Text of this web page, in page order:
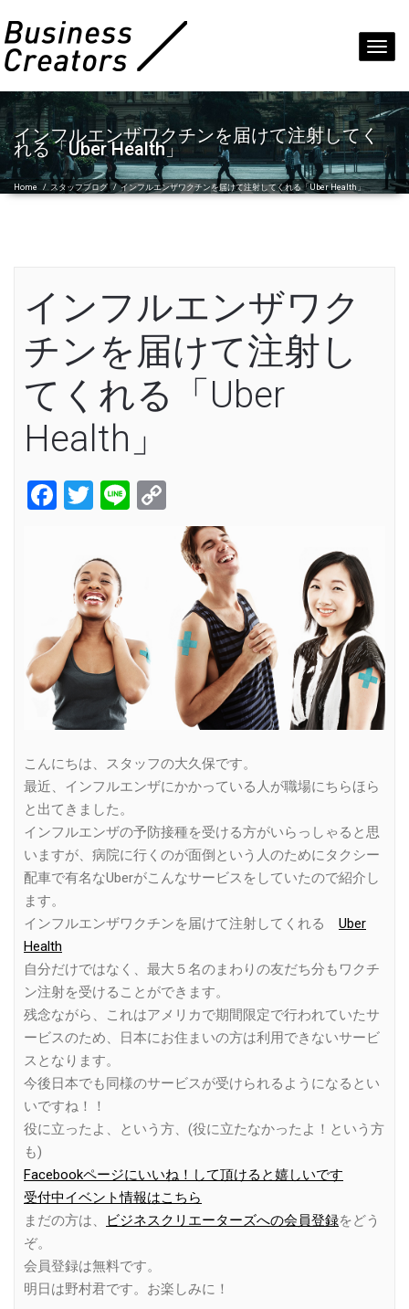
インフルエンザワクチンを届けて注射してく
れる「Uber Health」
Home / スタッフブログ /インフルエンザワクチンを届けて注射してくれる「Uber Health」
インフルエンザワク
チンを届けて注射し
てくれる「Uber
Health」
Facebook
Twitter
Line
Link
こんにちは、スタッフの大久保です。
最近、インフルエンザにかかっている人が職場にちらほら
と出てきました。
インフルエンザの予防接種を受ける方がいらっしゃると思
いますが、病院に行くのが面倒という人のためにタクシー
配車で有名なUberがこんなサービスをしていたので紹介し
ます。
インフルエンザワクチンを届けて注射してくれる Uber
Health
自分だけではなく、最大５名のまわりの友だち分もワクチ
ン注射を受けることができます。
残念ながら、これはアメリカで期間限定で行われていたサ
ービスのため、日本にお住まいの方は利用できないサービ
スとなります。
今後日本でも同様のサービスが受けられるようになるとい
いですね！！
役に立ったよ、という方、(役に立たなかったよ！という方
も)
Facebookページにいいね！して頂けると嬉しいです
受付中イベント情報はこちら
まだの方は、
ビジネスクリエーターズへの会員登録をどう
ぞ。
会員登録は無料です。
明日は野村君です。お楽しみに！